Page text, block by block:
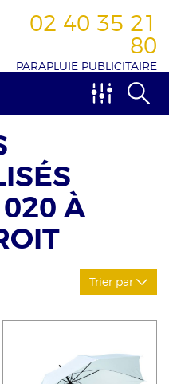
02 40 35 21
80
PARAPLUIE PUBLICITAIRE
À
Trier par